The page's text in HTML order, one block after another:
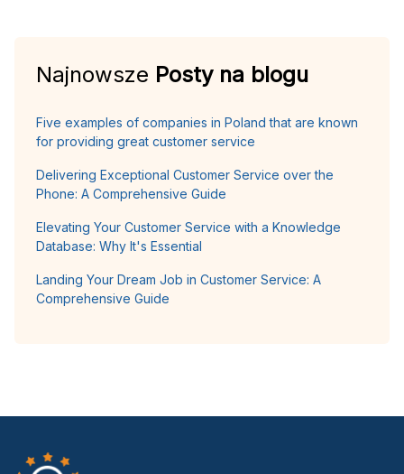
Najnowsze Posty na blogu
Five examples of companies in Poland that are known
for providing great customer service
Delivering Exceptional Customer Service over the
Phone: A Comprehensive Guide
Elevating Your Customer Service with a Knowledge
Database: Why It's Essential
Landing Your Dream Job in Customer Service: A
Comprehensive Guide